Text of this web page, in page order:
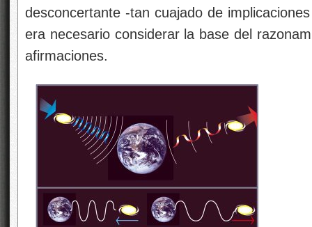
desconcertante -tan cuajado de
era necesario considerar la base del
afirmaciones.